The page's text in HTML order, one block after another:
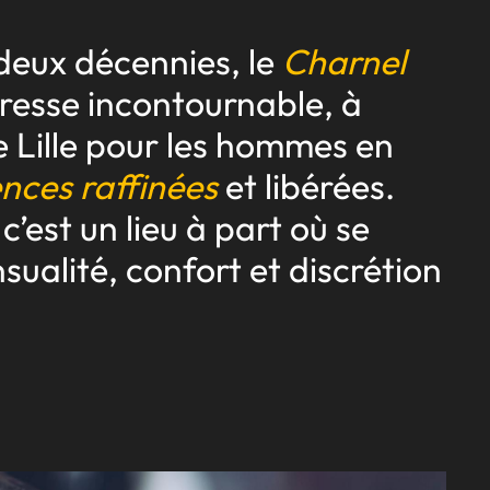
décennies, le Charnel
incontournable, à
Lille pour les hommes en
raffinéeset libérées.
un lieu à part où se
confort et discrétion